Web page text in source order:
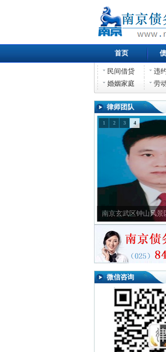
首页
民间借贷 违
婚姻家庭
劳
律师团队
南京玄武区钟山风景
1 2 3 4
微信咨询